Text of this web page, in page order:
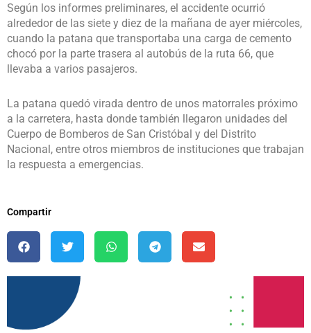
Según los informes preliminares, el accidente ocurrió
alrededor de las siete y diez de la mañana de ayer miércoles,
cuando la patana que transportaba una carga de cemento
chocó por la parte trasera al autobús de la ruta 66, que
llevaba a varios pasajeros.
La patana quedó virada dentro de unos matorrales próximo
a la carretera, hasta donde también llegaron unidades del
Cuerpo de Bomberos de San Cristóbal y del Distrito
Nacional, entre otros miembros de instituciones que trabajan
la respuesta a emergencias.
Compartir